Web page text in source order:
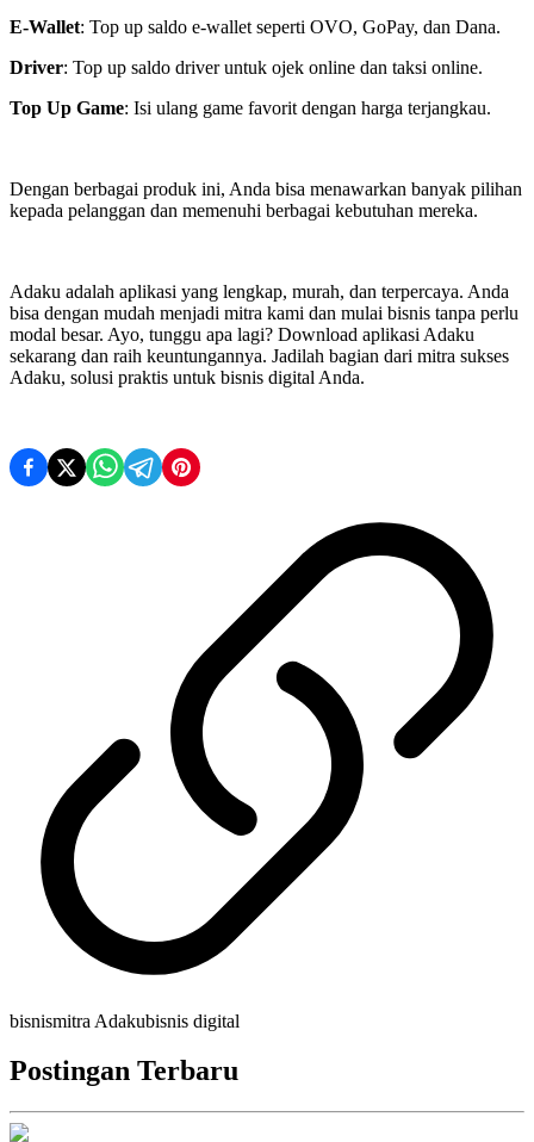
E-Wallet: Top up saldo e-wallet seperti OVO, GoPay, dan Dana.
Driver: Top up saldo driver untuk ojek online dan taksi online.
Top Up Game: Isi ulang game favorit dengan harga terjangkau.
Dengan berbagai produk ini, Anda bisa menawarkan banyak pilihan
kepada pelanggan dan memenuhi berbagai kebutuhan mereka.
Adaku adalah aplikasi yang lengkap, murah, dan terpercaya. Anda
bisa dengan mudah menjadi mitra kami dan mulai bisnis tanpa perlu
modal besar. Ayo, tunggu apa lagi? Download aplikasi Adaku
sekarang dan raih keuntungannya. Jadilah bagian dari mitra sukses
Adaku, solusi praktis untuk bisnis digital Anda.
bisnismitra Adakubisnis digital
Postingan Terbaru